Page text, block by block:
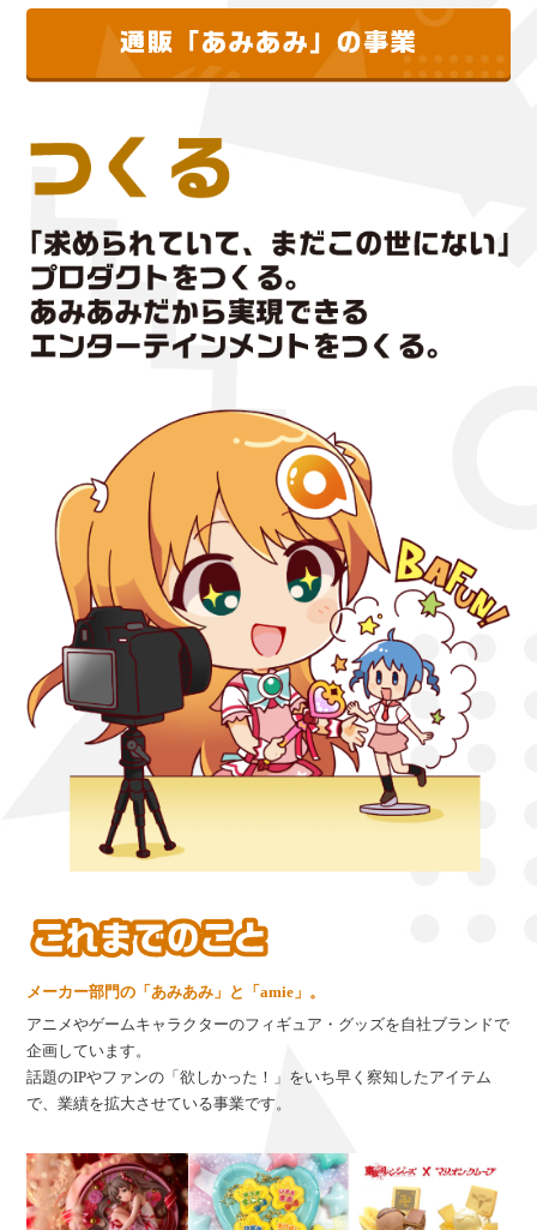
メーカー部門の「あみあみ」と「amie」。
アニメやゲームキャラクターのフィギュア・グッズを自社ブランドで
企画しています。
話題のIPやファンの「欲しかった！」をいち早く察知したアイテム
で、業績を拡大させている事業です。